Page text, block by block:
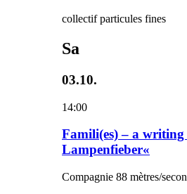
collectif particules fines
Sa
03.10.
14:00
Famili(es) – a
Lampenfieber«
Compagnie 88 mètres/